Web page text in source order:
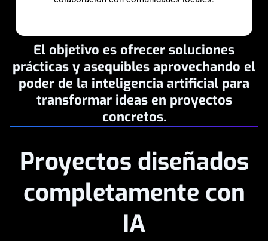
El objetivo es ofrecer soluciones
prácticas y asequibles aprovechando el
poder de la inteligencia artificial para
transformar ideas en proyectos
concretos.
Proyectos diseñados
completamente con
IA